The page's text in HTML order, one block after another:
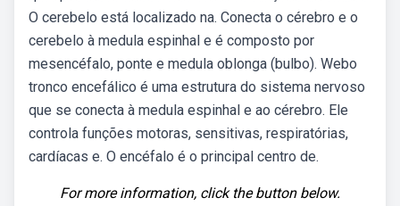
O cerebelo está localizado na. Conecta o cérebro e o
cerebelo à medula espinhal e é composto por
mesencéfalo, ponte e medula oblonga (bulbo). Webo
tronco encefálico é uma estrutura do sistema nervoso
que se conecta à medula espinhal e ao cérebro. Ele
controla funções motoras, sensitivas, respiratórias,
cardíacas e. O encéfalo é o principal centro de.
For more information, click the button below.